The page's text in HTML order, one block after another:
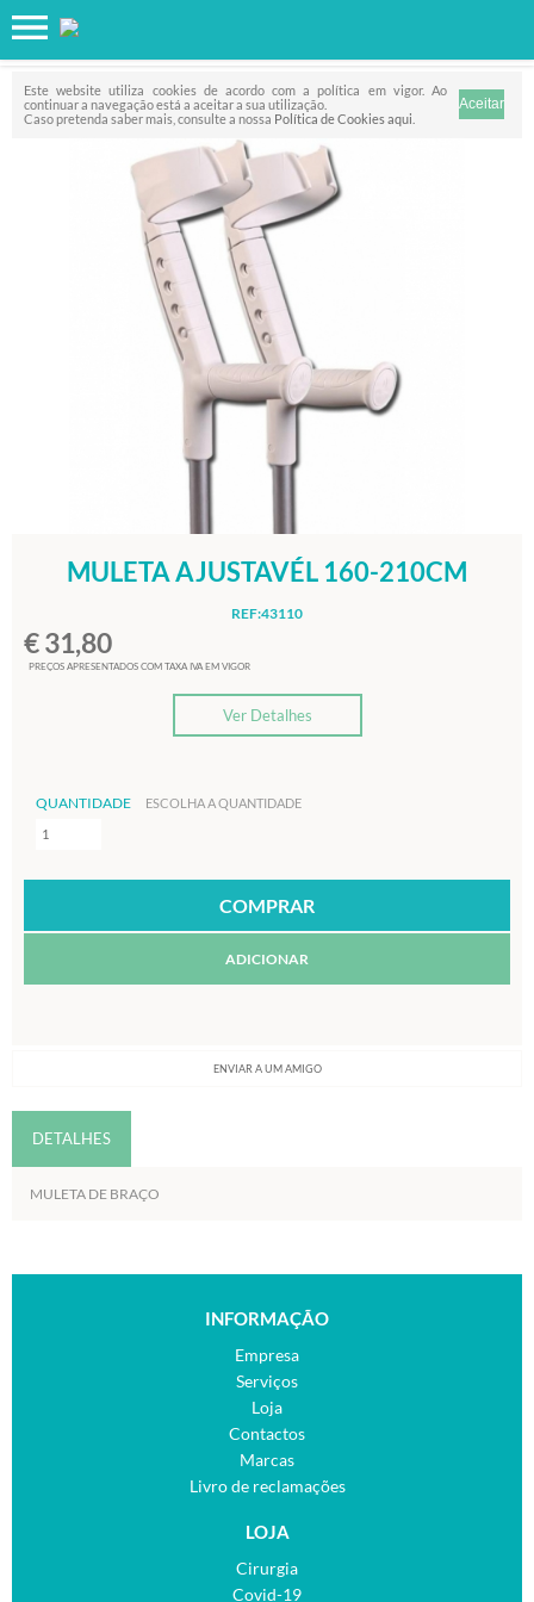
Este website utiliza cookies de acordo com a política em vigor. Ao
continuar a navegação está a aceitar a sua utilização.
Caso pretenda saber mais, consulte a nossa Política de Cookies aqui
MULETA AJUSTAVÉL 160-210CM
REF:43110
€ 31,80
PREÇOS APRESENTADOS COM TAXA IVA EM VIGOR
Ver Detalhes
QUANTIDADE ESCOLHA A QUANTIDADE
ADICIONAR
ENVIAR A UM AMIGO
DETALHES
MULETA DE BRAÇO
INFORMAÇÃO
Empresa
Serviços
Loja
Contactos
Marcas
Livro de reclamações
LOJA
Cirurgia
Covid-19